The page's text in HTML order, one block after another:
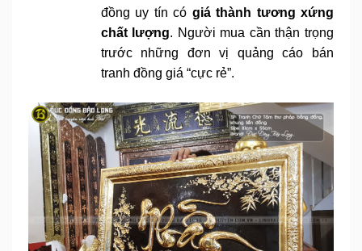
đồng uy tín có giá thành tương xứng
chất lượng. Người mua cần thận trọng
trước những đơn vị quảng cáo bán
tranh đồng giá “cực rẻ”.